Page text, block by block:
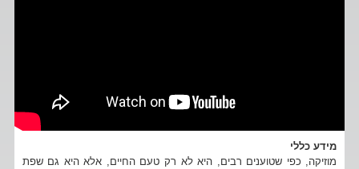
מידע כללי
מוזיקה, כפי שטוענים רבים, היא לא רק טעם החיים, אלא היא גם שפת